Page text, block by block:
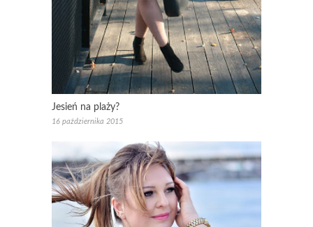
Jesień na plaży?
16 października 2015